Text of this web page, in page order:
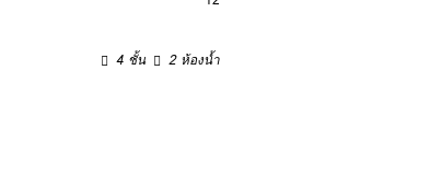
4 ชั้น
2 ห้องน้ำ